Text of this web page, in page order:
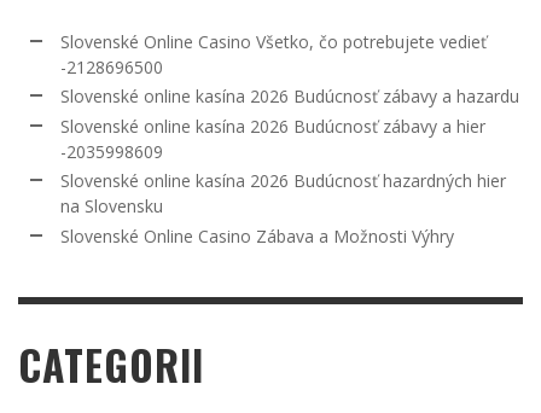
Slovenské Online Casino Všetko, čo potrebujete vedieť
-2128696500
Slovenské online kasína 2026 Budúcnosť zábavy a hazardu
Slovenské online kasína 2026 Budúcnosť zábavy a hier
-2035998609
Slovenské online kasína 2026 Budúcnosť hazardných hier
na Slovensku
Slovenské Online Casino Zábava a Možnosti Výhry
CATEGORII